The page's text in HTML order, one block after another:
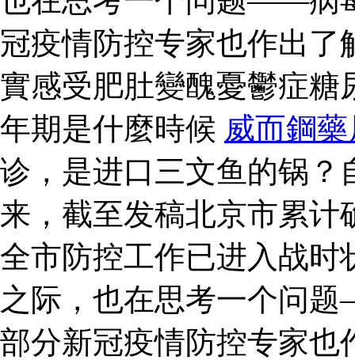
冠疫情防控专家也作出了
實感受肥肚變醜憂鬱症糖
年期是什麼時候 威而鋼
诊，是进口三文鱼的锅？
来，截至发稿北京市累计
全市防控工作已进入战时
之际，也在思考一个问
部分新冠疫情防控专家也